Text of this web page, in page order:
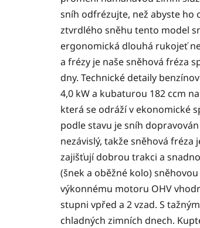
sníh odfrézujte, než abyste ho
ztvrdlého sněhu tento model
ergonomická dlouhá rukojeť
a frézy je naše sněhová fréza
dny. Technické detaily
4,0 kW a kubaturou 182 ccm
která se odráží v ekonomické
podle stavu je sníh
nezávislý, takže sněhová
zajišťují dobrou trakci a
(šnek a oběžné kolo)
výkonnému motoru OHV
stupni vpřed a 2 vzad. S
chladných zimních dnech.